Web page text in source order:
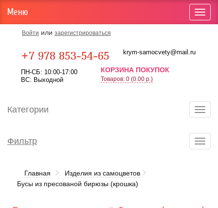
Войти или зарегистрироваться
+7 978 853-54-65 krym-samocvety@mail.ru
ПН-СБ: 10:00-17:00
ВС: Выходной
КОРЗИНА ПОКУПОК
Товаров: 0 (0.00 р.)
Меню
Категории
Фильтр
Главная
Изделия из самоцветов
Бусы из пресованой бирюзы (крошка)